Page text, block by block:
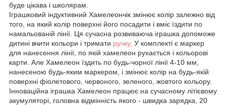
буде цікава і школярам.
Іграшковий індуктивний Хамелеончік змінює колір залежно від
того, на який колір поверхні його посадити і вміє їздити по
намальованій лінії. Ця сучасна розвиваюча іграшка допоможе
дитині вчити кольори і тримати ручку. У комплекті є маркер
для нанесення лінії, по якій хамелеон рухається і кольорові
карти. Але Хамелеон їздить по будь-чорної лінії 4-10 мм,
нанесеною будь-яким маркером, і змінює колір на будь-якій
поверхні фіолетового, червоного, зеленого, жовтого кольору.
Інноваційна іграшка Хамелеон працює на сучасному літієвому
акумуляторі, головна відмінність якого - швидка зарядка, 20